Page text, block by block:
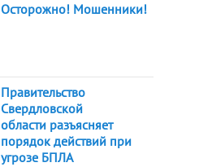
Осторожно! Мошенники!
Правительство
Свердловской
области разъясняет
порядок действий при
угрозе БПЛА